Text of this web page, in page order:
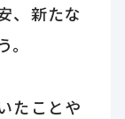
、新たな
たことや